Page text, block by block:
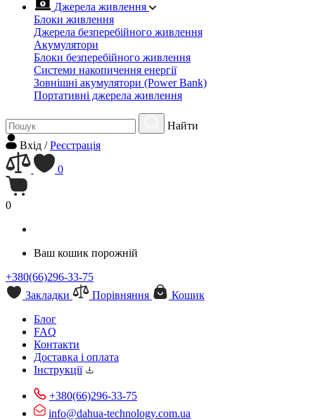
Джерела живлення
Блоки живлення
Джерела безперебійного живлення
Акумулятори
Блоки безперебійного живлення
Системи накопичення енергії
Зовнішні акумулятори (Power Bank)
Портативні джерела живлення
Найти
Вхiд /Реєстрація
0
0
Ваш кошик порожній
+380(66)296-33-75
Закладки
Порівняння
Кошик
Блог
FAQ
Контакти
Доставка і оплата
Інструкції
+380(66)296-33-75
info@dahua-technology.com.ua